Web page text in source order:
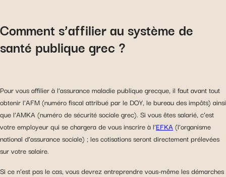
Comment s’affilier au système de
santé publique grec ?
Pour vous affilier à l’assurance maladie publique grecque, il faut avant tout
obtenir l’AFM (numéro fiscal attribué par le DOY, le bureau des impôts) ainsi
que l’AMKA (numéro de sécurité sociale grec). Si vous êtes salarié, c’est
votre employeur qui se chargera de vous inscrire à l’EFKA(l’organisme
national d’assurance sociale) ; les cotisations seront directement prélevées
sur votre salaire.
Si ce n’est pas le cas, vous devrez entreprendre vous-même les démarches